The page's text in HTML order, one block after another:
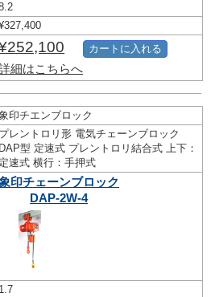
細はこちらへ
カートに入れる
印チエンブロック
プレントロリ形 電気チェーンブロック
DAP型 定速式 プレントロリ結合式 上下：
定速式 横行：手押式
印チェーンブロック
DAP-2W-4
1.7